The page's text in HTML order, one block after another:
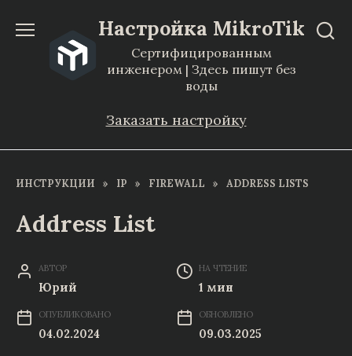
содержанию
Настройка MikroTik
Сертифицированным
инженером | Здесь пишут без
воды
Заказать настройку
ИНСТРУКЦИИ » IP » FIREWALL » ADDRESS LISTS
Address List
АВТОР
Юрий
НА ЧТЕНИЕ
1 мин
ОПУБЛИКОВАНО
04.02.2024
ОБНОВЛЕНО
09.03.2025